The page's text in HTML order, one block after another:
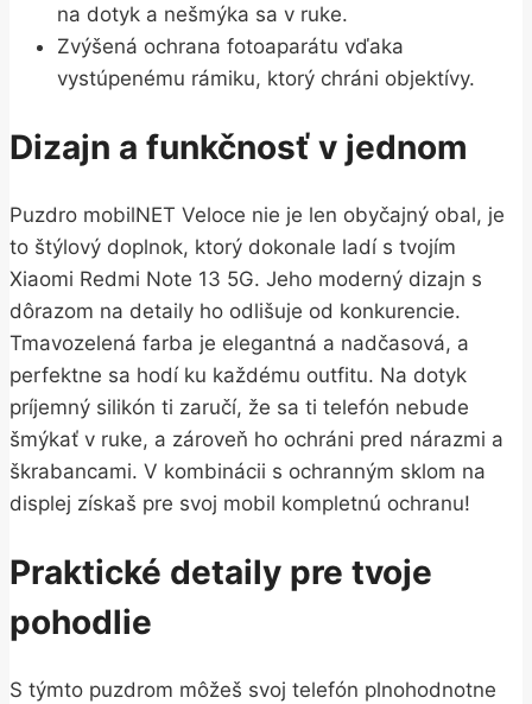
na dotyk a nešmýka sa v ruke.
Zvýšená ochrana fotoaparátu vďaka
vystúpenému rámiku, ktorý chráni objektívy.
Dizajn a funkčnosť v jednom
Puzdro mobilNET Veloce nie je len obyčajný obal, je
to štýlový doplnok, ktorý dokonale ladí s tvojím
Xiaomi Redmi Note 13 5G. Jeho moderný dizajn s
dôrazom na detaily ho odlišuje od konkurencie.
Tmavozelená farba je elegantná a nadčasová, a
perfektne sa hodí ku každému outfitu. Na dotyk
príjemný silikón ti zaručí, že sa ti telefón nebude
šmýkať v ruke, a zároveň ho ochráni pred nárazmi a
škrabancami. V kombinácii s ochranným sklom na
displej získaš pre svoj mobil kompletnú ochranu!
Praktické detaily pre tvoje
pohodlie
S týmto puzdrom môžeš svoj telefón plnohodnotne